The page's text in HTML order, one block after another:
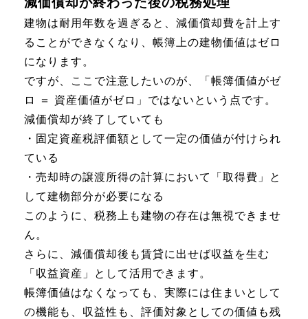
建物は耐用年数を過ぎると、減価償却費を計上す
ることができなくなり、帳簿上の建物価値はゼロ
になります。
ですが、ここで注意したいのが、「帳簿価値がゼ
ロ ＝ 資産価値がゼロ」ではないという点です。
減価償却が終了していても
・固定資産税評価額として一定の価値が付けられ
ている
・売却時の譲渡所得の計算において「取得費」と
して建物部分が必要になる
このように、税務上も建物の存在は無視できませ
ん。
さらに、減価償却後も賃貸に出せば収益を生む
「収益資産」として活用できます。
帳簿価値はなくなっても、実際には住まいとして
の機能も、収益性も、評価対象としての価値も残